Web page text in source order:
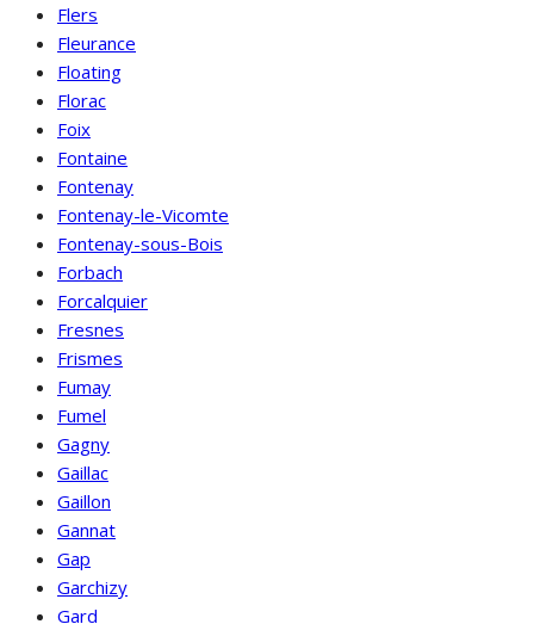
Flers
Fleurance
Floating
Florac
Foix
Fontaine
Fontenay
Fontenay-le-Vicomte
Fontenay-sous-Bois
Forbach
Forcalquier
Fresnes
Frismes
Fumay
Fumel
Gagny
Gaillac
Gaillon
Gannat
Gap
Garchizy
Gard